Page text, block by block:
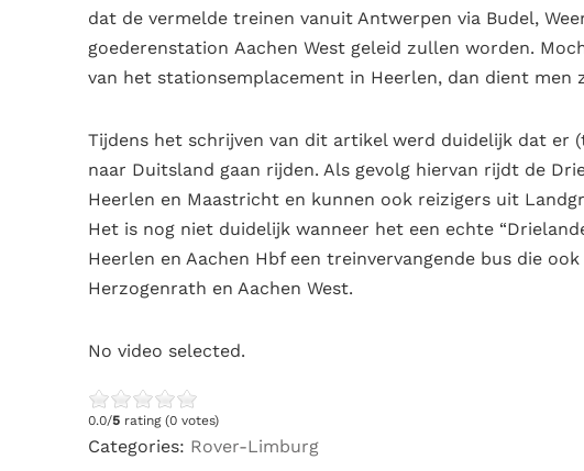
dat de vermelde treinen vanuit Antwerpen via Budel,
goederenstation Aachen West geleid zullen worden.
van het stationsemplacement in Heerlen, dan dient men
Tijdens het schrijven van dit artikel werd duidelijk dat
naar Duitsland gaan rijden. Als gevolg hiervan rijdt de
Heerlen en Maastricht en kunnen ook reizigers uit
Het is nog niet duidelijk wanneer het een echte
Heerlen en Aachen Hbf een treinvervangende bus die
Herzogenrath en Aachen West.
No video selected.
0.0/5 rating (0 votes)
Categories: Rover-Limburg